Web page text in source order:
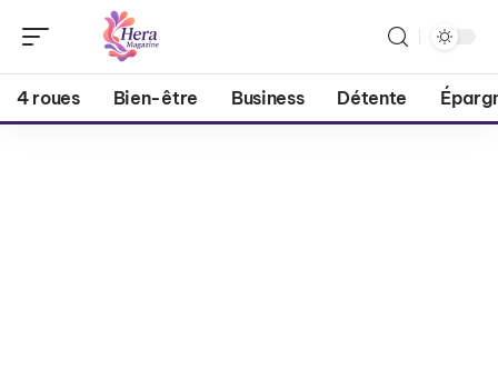
4 roues Bien-être Business Détente